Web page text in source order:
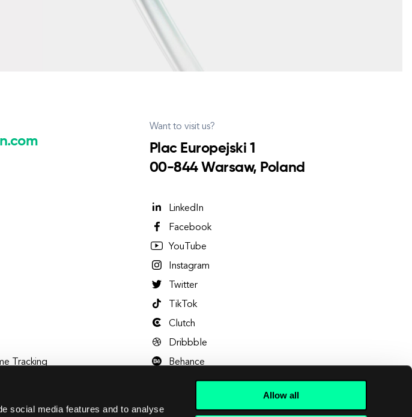
social media features and to analyse
Allow all
Want to visit us?
Plac Europejski 1
00-844 Warsaw, Poland
Tracking
LinkedIn
Facebook
YouTube
Instagram
Twitter
TikTok
Clutch
Dribbble
Behance